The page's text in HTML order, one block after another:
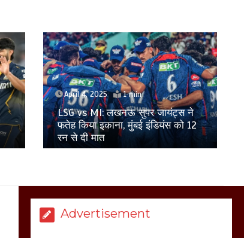
April 1, 2025
Virat Kohli ने संन्यास पर दिया बड़ा
अपडेट, जानें टीम इंडिया के स्टार खिलाड़ी
ने क्या कहा?
Advertisement
March 8, 2025
मेरठ सुराजकुंड शमशान
घाट में चिता से अस्थि
उठाकर खाते कुत्ते का
वीडियो इंटरनेट पर जमकर